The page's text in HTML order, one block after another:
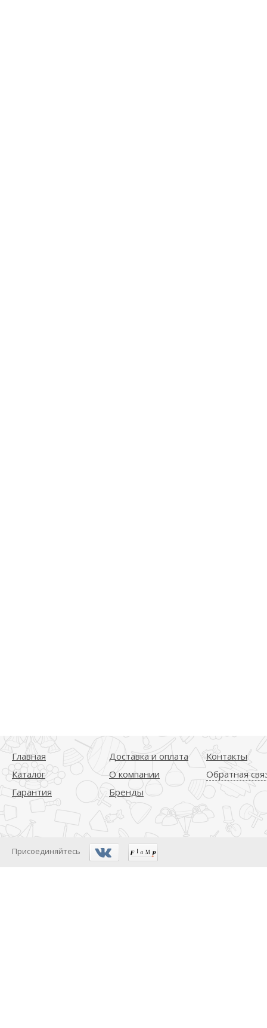
Главная
Каталог
Гарантия
Доставка и оплата
О компании
Бренды
Контакты
Обратная
Присоединяйтесь